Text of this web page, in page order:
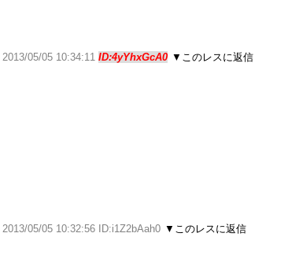
2013/05/05 10:34:11 ID:4yYhxGcA0 ▼このレスに返信
2013/05/05 10:32:56 ID:i1Z2bAah0 ▼このレスに返信